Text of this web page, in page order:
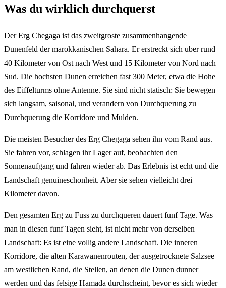
Was du wirklich durchquerst
Der Erg Chegaga ist das zweitgroste zusammenhangende
Dunenfeld der marokkanischen Sahara. Er erstreckt sich uber rund
40 Kilometer von Ost nach West und 15 Kilometer von Nord nach
Sud. Die hochsten Dunen erreichen fast 300 Meter, etwa die Hohe
des Eiffelturms ohne Antenne. Sie sind nicht statisch: Sie bewegen
sich langsam, saisonal, und verandern von Durchquerung zu
Durchquerung die Korridore und Mulden.
Die meisten Besucher des Erg Chegaga sehen ihn vom Rand aus.
Sie fahren vor, schlagen ihr Lager auf, beobachten den
Sonnenaufgang und fahren wieder ab. Das Erlebnis ist echt und die
Landschaft genuineschonheit. Aber sie sehen vielleicht drei
Kilometer davon.
Den gesamten Erg zu Fuss zu durchqueren dauert funf Tage. Was
man in diesen funf Tagen sieht, ist nicht mehr von derselben
Landschaft: Es ist eine vollig andere Landschaft. Die inneren
Korridore, die alten Karawanenrouten, der ausgetrocknete Salzsee
am westlichen Rand, die Stellen, an denen die Dunen dunner
werden und das felsige Hamada durchscheint, bevor es sich wieder